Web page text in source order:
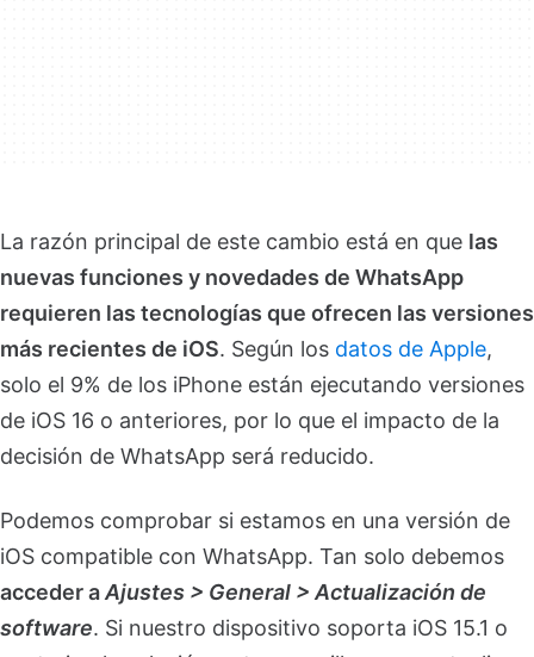
La razón principal de este cambio está en que las
nuevas funciones y novedades de WhatsApp
requieren las tecnologías que ofrecen las versiones
más recientes de iOS. Según los datos de Apple,
solo el 9% de los iPhone están ejecutando versiones
de iOS 16 o anteriores, por lo que el impacto de la
decisión de WhatsApp será reducido.
Podemos comprobar si estamos en una versión de
iOS compatible con WhatsApp. Tan solo debemos
acceder aAjustes > General > Actualización de
software. Si nuestro dispositivo soporta iOS 15.1 o